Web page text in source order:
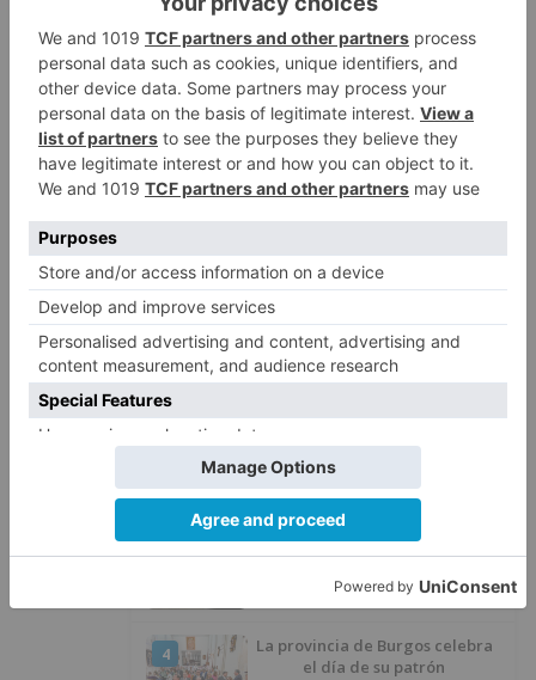
vox considera equipo gobierno
suprimido
lanzadera
ave mieditis
1
Fallece un ciclista en Burgos tras
avisar otro conductor que se
había caído de la bicicleta
2
dejar atrás su aislamiento con el
Un hombre de 80 años resulta
herido en Burgos tras la colisión
entre un turismo y un camión
4
La provincia de Burgos celebra
el día de su patrón